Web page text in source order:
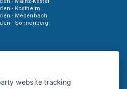
- Kostheim
- Medenbach
- Sonnenberg
website tracking